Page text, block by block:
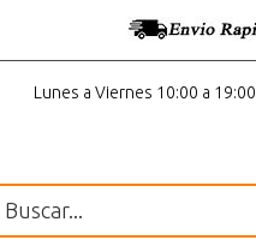
Lunes a Viernes 10:00 a 19:00